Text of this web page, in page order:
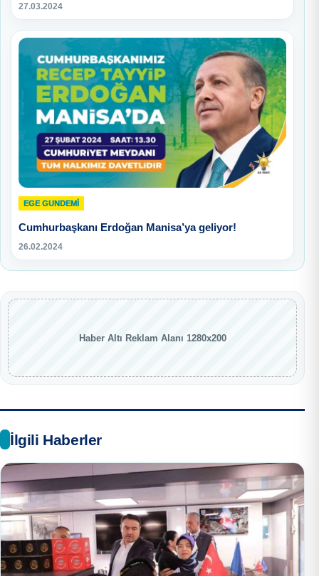
27.03.2024
EGE GUNDEMİ
Cumhurbaşkanı Erdoğan Manisa’ya geliyor!
26.02.2024
Haber Altı Reklam Alanı 1280x200
İlgili Haberler